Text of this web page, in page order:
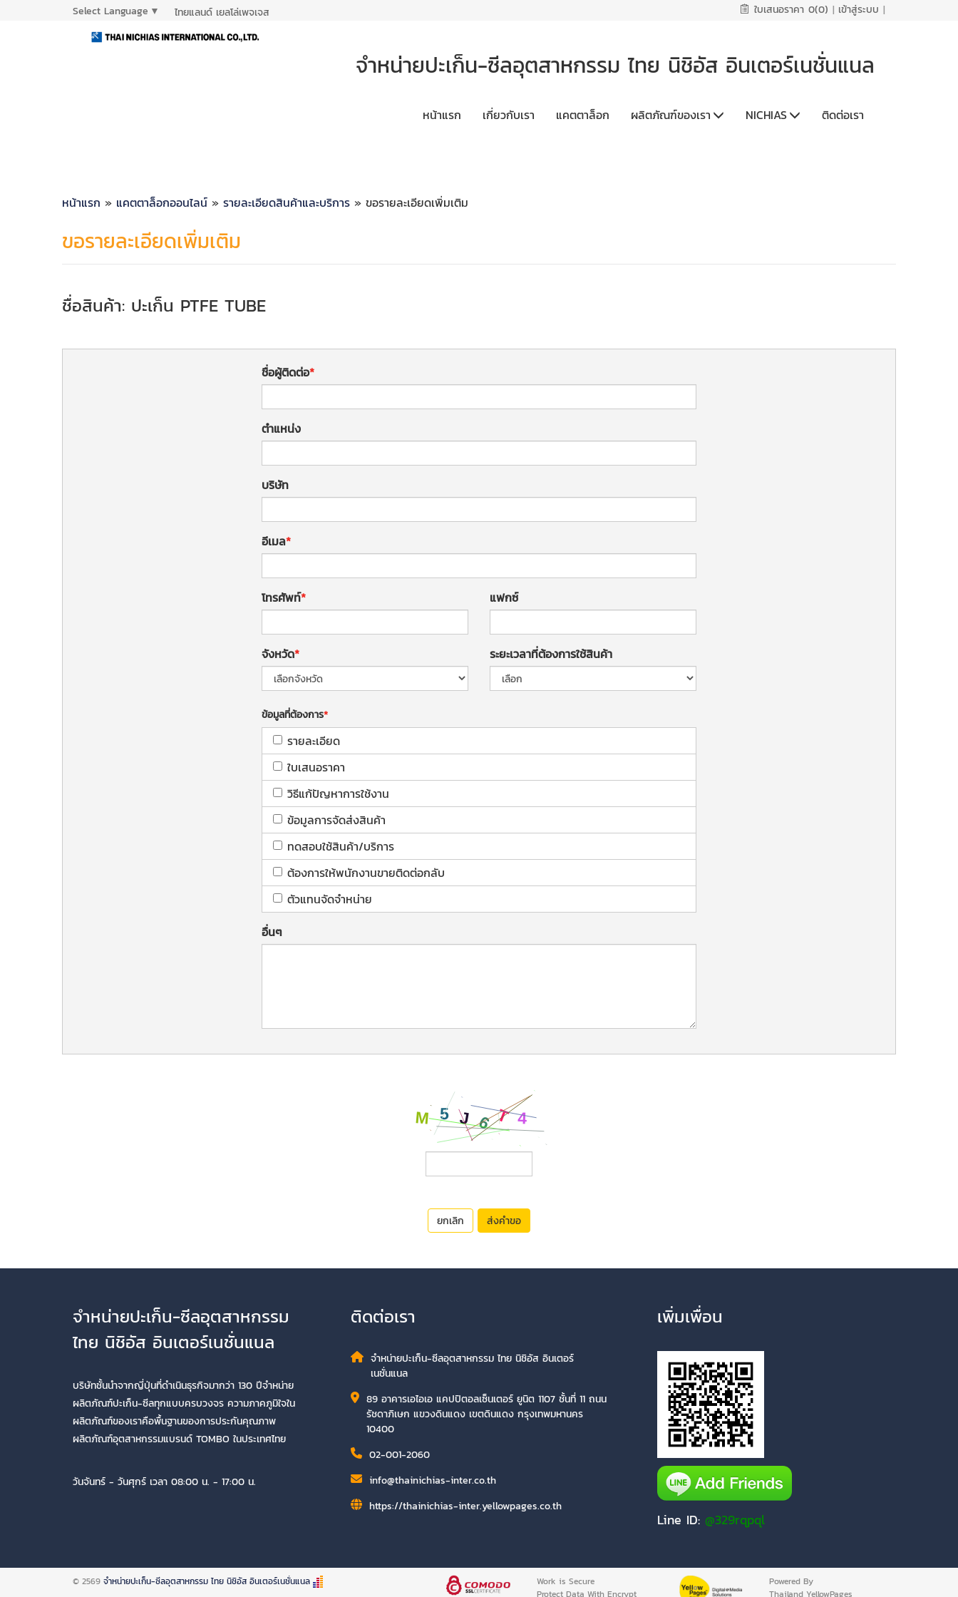
Select Language ▼ ไทยแลนด์ เยลโล่เพจเจส ใบเสนอราคา 0(0) | เข้าสู่ระบบ |
จำหน่ายปะเก็น-ซีลอุตสาหกรรม ไทย นิชิอัส อินเตอร์เนชั่นแนล
หน้าแรก เกี่ยวกับเรา แคตตาล็อก ผลิตภัณฑ์ของเรา NICHIAS ติดต่อเรา
หน้าแรก » แคตตาล็อกออนไลน์ » รายละเอียดสินค้าและบริการ » ขอรายละเอียดเพิ่มเติม
ขอรายละเอียดเพิ่มเติม
ชื่อสินค้า: ปะเก็น PTFE TUBE
ชื่อผู้ติดต่อ
ตำแหน่ง
บริษัท
อีเมล
โทรศัพท์ แฟกซ์
จังหวัด ระยะเวลาที่ต้องการใช้สินค้า
ข้อมูลที่ต้องการ
รายละเอียด
ใบเสนอราคา
วิธีแก้ปัญหาการใช้งาน
ข้อมูลการจัดส่งสินค้า
ทดสอบใช้สินค้า/บริการ
ต้องการให้พนักงานขายติดต่อกลับ
ตัวแทนจัดจำหน่าย
อื่นๆ
ยกเลิก ส่งคำขอ
จำหน่ายปะเก็น-ซีลอุตสาหกรรม
ไทย นิชิอัส อินเตอร์เนชั่นแนล
บริษัทชั้นนำจากญี่ปุ่นที่ดำเนินธุรกิจมากว่า 130 ปีจำหน่าย
ผลิตภัณฑ์ปะเก็น-ซีลทุกแบบครบวงจร ความภาคภูมิใจใน
ผลิตภัณฑ์ของเราคือพื้นฐานของการประกันคุณภาพ
ผลิตภัณฑ์อุตสาหกรรมแบรนด์ TOMBO ในประเทศไทย
วันจันทร์ - วันศุกร์ เวลา 08:00 น. - 17:00 น.
ติดต่อเรา
จำหน่ายปะเก็น-ซีลอุตสาหกรรม ไทย นิชิอัส อินเตอร์
เนชั่นแนล
89 อาคารเอไอเอ แคปปิตอลเซ็นเตอร์ ยูนิต 1107 ชั้นที่ 11 ถนน
รัชดาภิเษก แขวงดินแดง เขตดินแดง กรุงเทพมหานคร
10400
02-001-2060
info@thainichias-inter.co.th
https://thainichias-inter.yellowpages.co.th
เพิ่มเพื่อน
Line ID: @329rqpql
© 2569 จำหน่ายปะเก็น-ซีลอุตสาหกรรม ไทย นิชิอัส อินเตอร์เนชั่นแนล
Work is Secure
Protect Data With Encrypt
Powered By
Thailand YellowPages